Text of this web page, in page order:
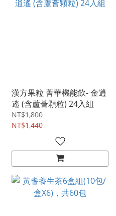
漢方果粒 菁華機能飲- 金逍
遙 (含蘆薈顆粒) 24入組
NT$1,800
NT$1,440